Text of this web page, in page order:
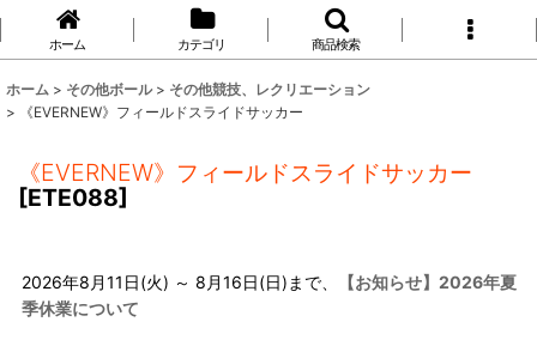
ホーム カテゴリ 商品検索
ホーム > その他ボール > その他競技、レクリエーション
>
《EVERNEW》フィールドスライドサッカー
《EVERNEW》フィールドスライドサッカー
[ETE088]
2026年8月11日(火) ～ 8月16日(日)まで、
【お知らせ】2026年夏
季休業について